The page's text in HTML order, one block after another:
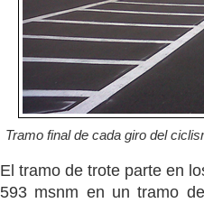
Tramo final de cada giro del
El tramo de trote parte en
593 msnm en un tramo